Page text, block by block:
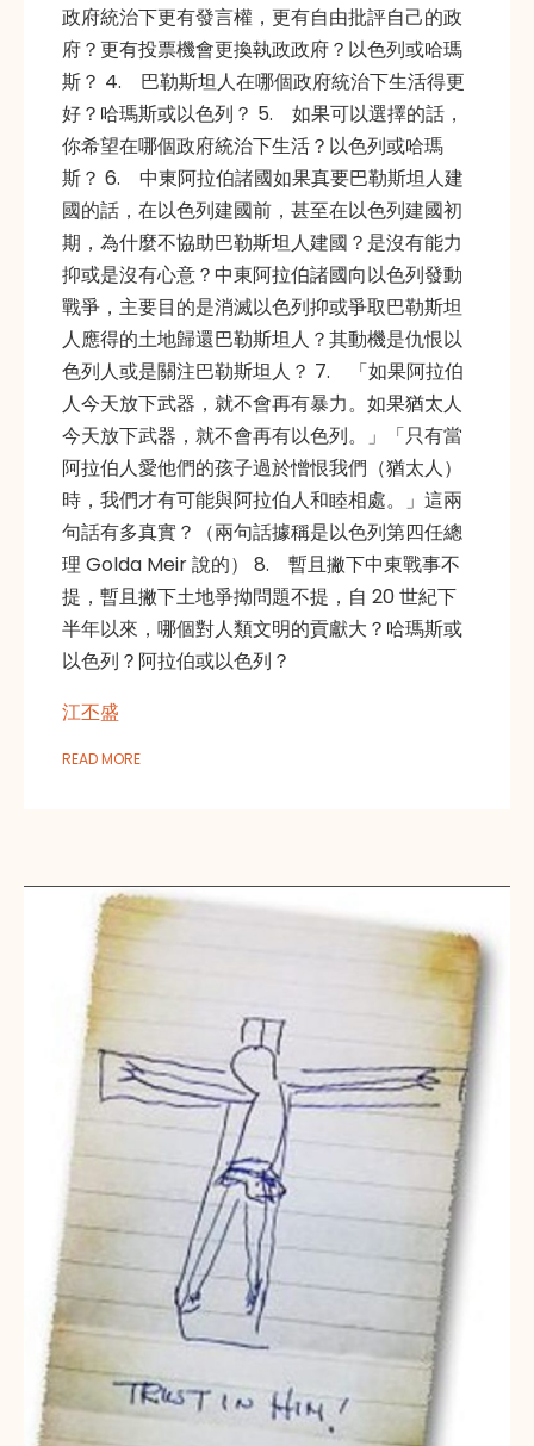
政府統治下更有發言權，更有自由批評自己的政
府？更有投票機會更換執政政府？以色列或哈瑪
斯？ 4. 巴勒斯坦人在哪個政府統治下生活得更
好？哈瑪斯或以色列？ 5. 如果可以選擇的話，
你希望在哪個政府統治下生活？以色列或哈瑪
斯？ 6. 中東阿拉伯諸國如果真要巴勒斯坦人建
國的話，在以色列建國前，甚至在以色列建國初
期，為什麼不協助巴勒斯坦人建國？是沒有能力
抑或是沒有心意？中東阿拉伯諸國向以色列發動
戰爭，主要目的是消滅以色列抑或爭取巴勒斯坦
人應得的土地歸還巴勒斯坦人？其動機是仇恨以
色列人或是關注巴勒斯坦人？ 7. 「如果阿拉伯
人今天放下武器，就不會再有暴力。如果猶太人
今天放下武器，就不會再有以色列。」「只有當
阿拉伯人愛他們的孩子過於憎恨我們（猶太人）
時，我們才有可能與阿拉伯人和睦相處。」這兩
句話有多真實？（兩句話據稱是以色列第四任總
理 Golda Meir 說的） 8. 暫且撇下中東戰事不
提，暫且撇下土地爭拗問題不提，自 20 世紀下
半年以來，哪個對人類文明的貢獻大？哈瑪斯或
以色列？阿拉伯或以色列？
江丕盛
READ MORE